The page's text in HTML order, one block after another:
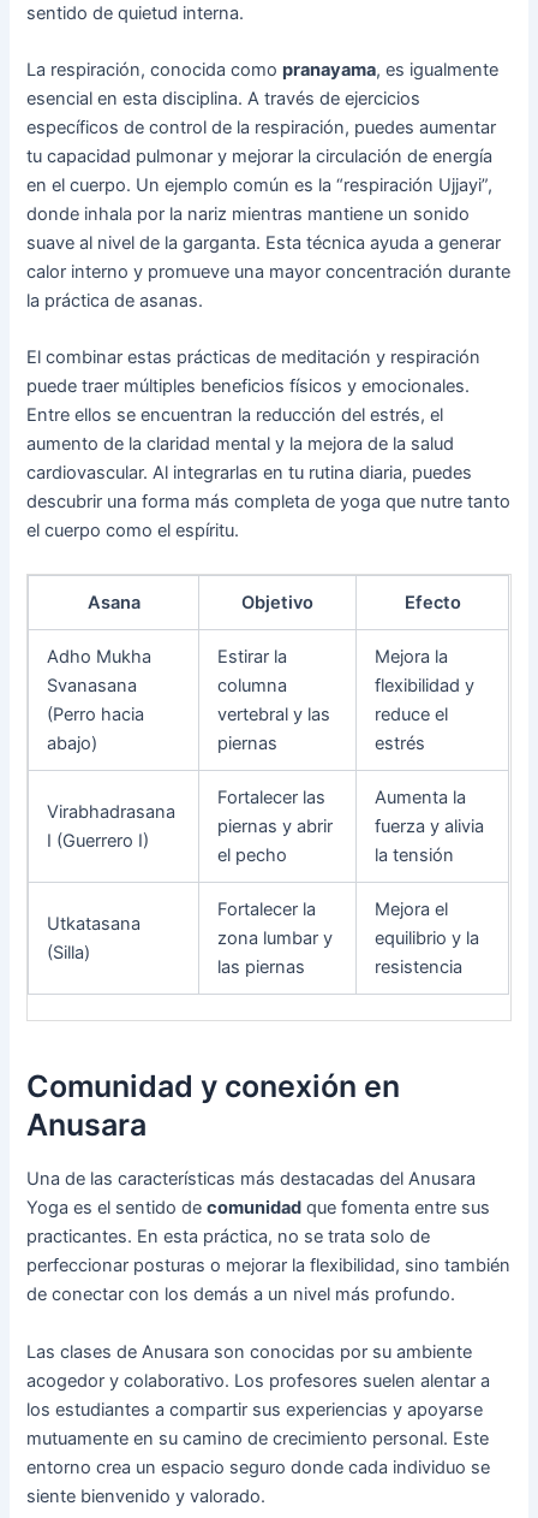
sentido de quietud interna.
La respiración, conocida comopranayama, es igualmente
esencial en esta disciplina. A través de ejercicios
específicos de control de la respiración, puedes aumentar
tu capacidad pulmonar y mejorar la circulación de energía
en el cuerpo. Un ejemplo común es la “respiración Ujjayi”,
donde inhala por la nariz mientras mantiene un sonido
suave al nivel de la garganta. Esta técnica ayuda a generar
calor interno y promueve una mayor concentración durante
la práctica de asanas.
El combinar estas prácticas de meditación y respiración
puede traer múltiples beneficios físicos y emocionales.
Entre ellos se encuentran la reducción del estrés, el
aumento de la claridad mental y la mejora de la salud
cardiovascular. Al integrarlas en tu rutina diaria, puedes
descubrir una forma más completa de yoga que nutre tanto
el cuerpo como el espíritu.
Asana Objetivo Efecto
Adho Mukha
Svanasana
(Perro hacia
abajo)
Estirar la
columna
vertebral y las
piernas
Mejora la
flexibilidad y
reduce el
estrés
Virabhadrasana
I (Guerrero I)
Fortalecer las
piernas y abrir
el pecho
Aumenta la
fuerza y alivia
la tensión
Utkatasana
(Silla)
Fortalecer la
zona lumbar y
las piernas
Mejora el
equilibrio y la
resistencia
Comunidad y conexión en
Anusara
Una de las características más destacadas del Anusara
Yoga es el sentido decomunidad que fomenta entre sus
practicantes. En esta práctica, no se trata solo de
perfeccionar posturas o mejorar la flexibilidad, sino también
de conectar con los demás a un nivel más profundo.
Las clases de Anusara son conocidas por su ambiente
acogedor y colaborativo. Los profesores suelen alentar a
los estudiantes a compartir sus experiencias y apoyarse
mutuamente en su camino de crecimiento personal. Este
entorno crea un espacio seguro donde cada individuo se
siente bienvenido y valorado.